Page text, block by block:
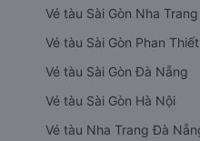
Vé tàu Sài Gòn Nha Trang
Vé tàu Sài Gòn Phan Thiết
Vé tàu Sài Gòn Đà Nẵng
Vé tàu Sài Gòn Hà Nội
Vé tàu Nha Trang Đà